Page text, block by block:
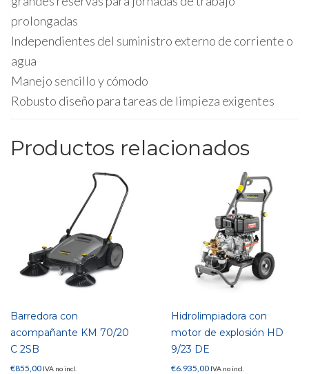
prolongadas
Independientes del suministro externo de corriente o
agua
Manejo sencillo y cómodo
Robusto diseño para tareas de limpieza exigentes
Productos relacionados
Barredora con
acompañante KM 70/20
C 2SB
€855,00 IVA no incl.
Hidrolimpiadora con
motor de explosión HD
9/23 DE
€6.935,00 IVA no incl.